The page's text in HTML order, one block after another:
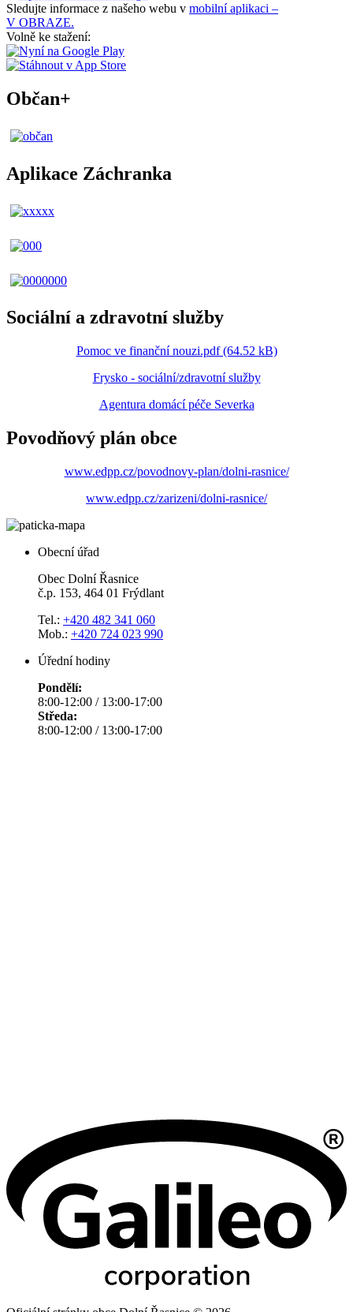
Sledujte informace z našeho webu v mobilní aplikaci –
V OBRAZE.
Volně ke stažení:
Občan+
Aplikace Záchranka
Sociální a zdravotní služby
Pomoc ve finanční nouzi.pdf (64.52 kB)
Frysko - sociální/zdravotní služby
Agentura domácí péče Severka
Povodňový plán obce
www.edpp.cz/povodnovy-plan/dolni-rasnice/
www.edpp.cz/zarizeni/dolni-rasnice/
Obecní úřad
Obec Dolní Řasnice
č.p. 153, 464 01 Frýdlant
Tel.: +420 482 341 060
Mob.: +420 724 023 990
Úřední hodiny
Pondělí:
8:00-12:00 / 13:00-17:00
Středa:
8:00-12:00 / 13:00-17:00